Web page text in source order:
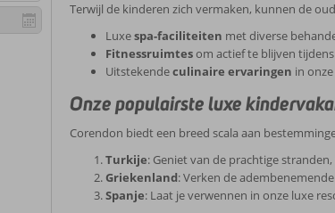
Terwijl de kinderen zich vermaken, kunnen de
Luxespa-faciliteiten met diverse
Fitnessruimtesom actief te blijven
Uitstekendeculinaire ervaringen in
Onze populairsteluxe
Corendon biedt een breed scala aan
Turkije: Geniet van de prachtige
Griekenland: Verken de
Spanje: Laat je verwennen in onze luxe